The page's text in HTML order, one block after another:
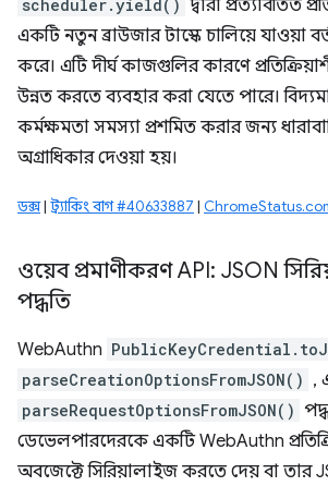
scheduler.yield() দ্বারা প্রত্যাবর্তিত
একটি নতুন ব্রাউজার টাস্কে চালিয়ে যাওয়া
করে। এটি দীর্ঘ কাজগুলির কারণে
উন্নত করতে ব্যবহার করা যেতে পারে।
কর্মক্ষমতা সমস্যা প্রশমিত করার জন্য
অগ্রাধিকার দেওয়া হয়।
ডক্স| ট্র্যাকিং বাগ #40633887 | ChromeStatus.com
ওয়েব প্রমাণীকরণ API: JSON
পদ্ধতি
WebAuthn
parseCreationOptionsFromJSON() ,
parseRequestOptionsFromJSON()
ডেভেলপারদেরকে একটি WebAuthn
অবজেক্টে সিরিয়ালাইজ করতে দেয় বা তার